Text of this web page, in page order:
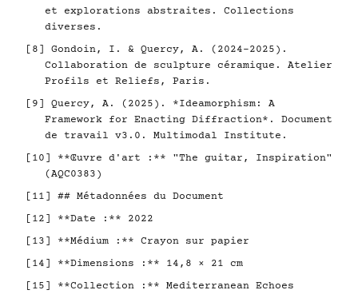
et explorations abstraites. Collections
diverses.
[8] Gondoin, I. & Quercy, A. (2024-2025).
Collaboration de sculpture céramique. Atelier
Profils et Reliefs, Paris.
[9] Quercy, A. (2025). *Ideamorphism: A
Framework for Enacting Diffraction*. Document
de travail v3.0. Multimodal Institute.
[10] **Œuvre d'art :** "The guitar, Inspiration"
(AQC0383)
[11] ## Métadonnées du Document
[12] **Date :** 2022
[13] **Médium :** Crayon sur papier
[14] **Dimensions :** 14,8 × 21 cm
[15] **Collection :** Mediterranean Echoes